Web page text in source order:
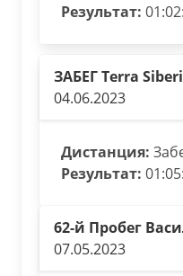
Результат:
ЗАБЕГ Terra
04.06.2023
Дистанция:
Результат:
62-й Пробег
07.05.2023